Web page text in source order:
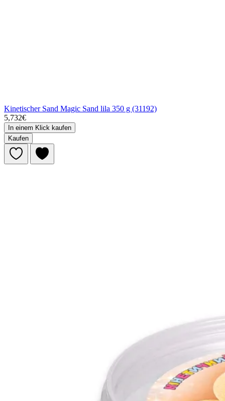
Kinetischer Sand Magic Sand lila 350 g (31192)
5,732€
In einem Klick kaufen
Kaufen